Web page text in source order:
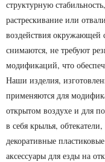
структурную
растрескивание или
воздействия окружающей
снимаются, не требуют
модификаций, что
Наши изделия,
применяются для
открытом воздухе и для
в себя крылья,
декоративные
аксессуары для езды на